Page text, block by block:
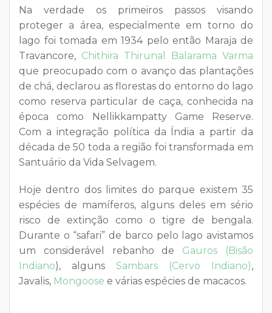
Na verdade os primeiros passos visando
proteger a área, especialmente em torno do
lago foi tomada em 1934 pelo então Maraja de
Travancore, Chithira Thirunal Balarama Varma
que preocupado com o avanço das plantações
de chá, declarou as florestas do entorno do lago
como reserva particular de caça, conhecida na
época como Nellikkampatty Game Reserve.
Com a integração política da Índia a partir da
década de 50 toda a região foi transformada em
Santuário da Vida Selvagem.
Hoje dentro dos limites do parque existem 35
espécies de mamíferos, alguns deles em sério
risco de extinção como o tigre de bengala.
Durante o “safari” de barco pelo lago avistamos
um considerável rebanho de Gauros (Bisão
Indiano), alguns Sambars (Cervo Indiano),
Javalis, Mongoose e várias espécies de macacos.